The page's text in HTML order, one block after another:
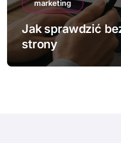
marketing
Jak sprawdzić
strony